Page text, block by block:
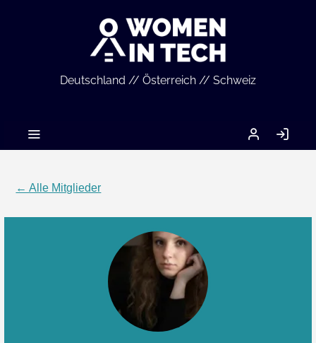
Deutschland // Österreich // Schweiz
MEIN
ACCOUNT
← Alle Mitglieder